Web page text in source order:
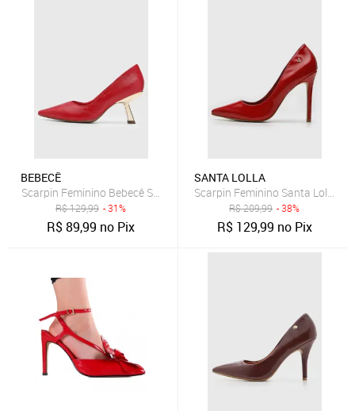
BEBECÊ
Scarpin Feminino Bebecê Salto Médio Vermelho
R$129,99 - 31%
R$89,99 no Pix
SANTA LOLLA
Scarpin Feminino Santa Lolla
R$209,99 - 38%
R$ 129,99 no Pix